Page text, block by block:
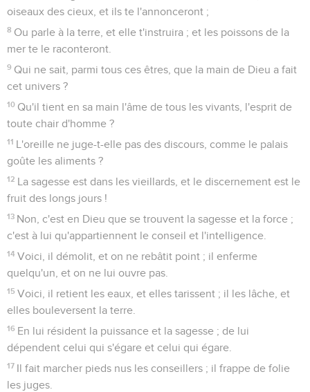
oiseaux des cieux, et ils te l'annonceront ;
8 Ou parle à la terre, et elle t'instruira ; et les poissons de la
mer te le raconteront.
9 Qui ne sait, parmi tous ces êtres, que la main de Dieu a fait
cet univers ?
10 Qu'il tient en sa main l'âme de tous les vivants, l'esprit de
toute chair d'homme ?
11 L'oreille ne juge-t-elle pas des discours, comme le palais
goûte les aliments ?
12 La sagesse est dans les vieillards, et le discernement est le
fruit des longs jours !
13 Non, c'est en Dieu que se trouvent la sagesse et la force ;
c'est à lui qu'appartiennent le conseil et l'intelligence.
14 Voici, il démolit, et on ne rebâtit point ; il enferme
quelqu'un, et on ne lui ouvre pas.
15 Voici, il retient les eaux, et elles tarissent ; il les lâche, et
elles bouleversent la terre.
16 En lui résident la puissance et la sagesse ; de lui
dépendent celui qui s'égare et celui qui égare.
17 Il fait marcher pieds nus les conseillers ; il frappe de folie
les juges.